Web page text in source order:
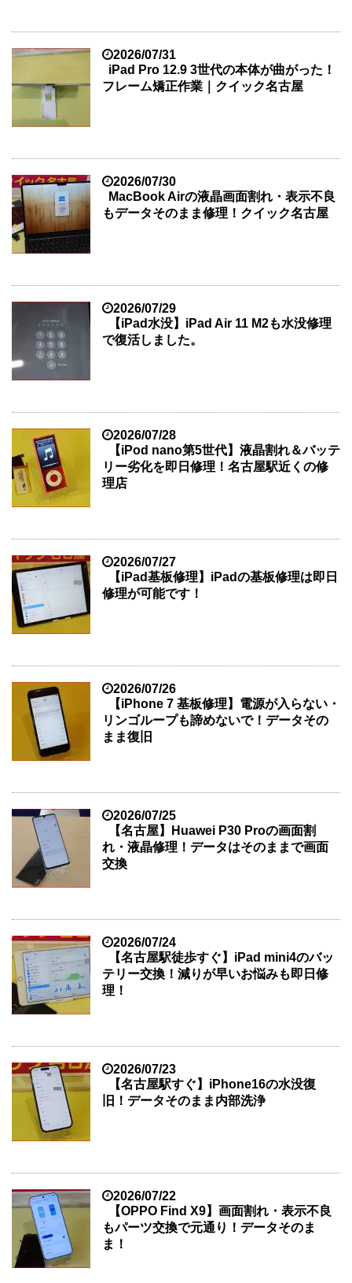
2026/07/31
iPad Pro 12.9 3世代の本体が曲がった！
フレーム矯正作業｜クイック名古屋
2026/07/30
MacBook Airの液晶画面割れ・表示不良
もデータそのまま修理！クイック名古屋
2026/07/29
【iPad水没】iPad Air 11 M2も水没修理
で復活しました。
2026/07/28
【iPod nano第5世代】液晶割れ＆バッテ
リー劣化を即日修理！名古屋駅近くの修
理店
2026/07/27
【iPad基板修理】iPadの基板修理は即日
修理が可能です！
2026/07/26
【iPhone 7 基板修理】電源が入らない・
リンゴループも諦めないで！データその
まま復旧
2026/07/25
【名古屋】Huawei P30 Proの画面割
れ・液晶修理！データはそのままで画面
交換
2026/07/24
【名古屋駅徒歩すぐ】iPad mini4のバッ
テリー交換！減りが早いお悩みも即日修
理！
2026/07/23
【名古屋駅すぐ】iPhone16の水没復
旧！データそのまま内部洗浄
2026/07/22
【OPPO Find X9】画面割れ・表示不良
もパーツ交換で元通り！データそのま
ま！